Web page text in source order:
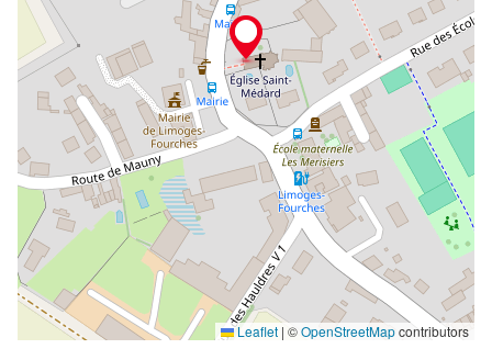
Leaflet | ©OpenStreetMapcontributors